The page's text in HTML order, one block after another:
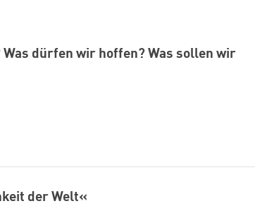
Was dürfen wir hoffen? Was sollen wir
der Welt«